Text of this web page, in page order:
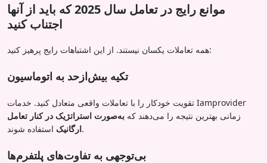
موانع رایج در تعامل سال 2025 که باید از آنها
اجتناب کنید
همه تعاملات یکسان نیستند. از این اشتباهات رایج پرهیز کنید:
تکیه بیش‌ازحد به اتوماسیون
تقویت خودکار را با تعاملات واقعی متعادل کنید. خدمات Iamprovider
زمانی بهترین نتیجه را می‌دهند که به‌صورت استراتژیک در کنار تعامل
ارگانیکاستفاده شوند.
بی‌توجهی به تفاوت‌های پلتفرم‌ها